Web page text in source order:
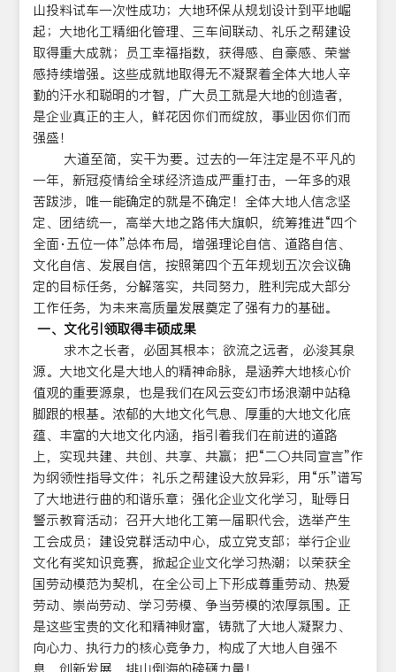
山投料试车一次性成功；大地环保从规划设计到平地崛
起；大地化工精细化管理、三车间联动、礼乐之帮建设
取得重大成就；员工幸福指数，获得感、自豪感、荣誉
感持续增强。这些成就地取得无不凝聚着全体大地人辛
勤的汗水和聪明的才智，广大员工就是大地的创造者，
是企业真正的主人，鲜花因你们而绽放，事业因你们而
强盛！
大道至简，实干为要。过去的一年注定是不平凡的
一年，新冠疫情给全球经济造成严重打击，一年多的艰
苦跋涉，唯一能确定的就是不确定！全体大地人信念坚
定、团结统一，高举大地之路伟大旗帜，统筹推进“四个
全面·五位一体”总体布局，增强理论自信、道路自信、
文化自信、发展自信，按照第四个五年规划五次会议确
定的目标任务，分解落实，共同努力，胜利完成大部分
工作任务，为未来高质量发展奠定了强有力的基础。
一、文化引领取得丰硕成果
求木之长者，必固其根本；欲流之远者，必浚其泉
源。大地文化是大地人的精神命脉，是涵养大地核心价
值观的重要源泉，也是我们在风云变幻市场浪潮中站稳
脚跟的根基。浓郁的大地文化气息、厚重的大地文化底
蕴、丰富的大地文化内涵，指引着我们在前进的道路
上，实现共建、共创、共享、共赢；把“二〇共同宣言”作
为纲领性指导文件；礼乐之帮建设大放异彩，用“乐”谱写
了大地进行曲的和谐乐章；强化企业文化学习，耻辱日
警示教育活动；召开大地化工第一届职代会，选举产生
工会成员；建设党群活动中心，成立党支部；举行企业
文化有奖知识竞赛，掀起企业文化学习热潮；以荣获全
国劳动模范为契机，在全公司上下形成尊重劳动、热爱
劳动、崇尚劳动、学习劳模、争当劳模的浓厚氛围。正
是这些宝贵的文化和精神财富，铸就了大地人凝聚力、
向心力、执行力的核心竞争力，构成了大地人自强不